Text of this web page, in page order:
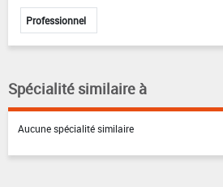
Professionnel
Spécialité similaire à
Aucune spécialité similaire